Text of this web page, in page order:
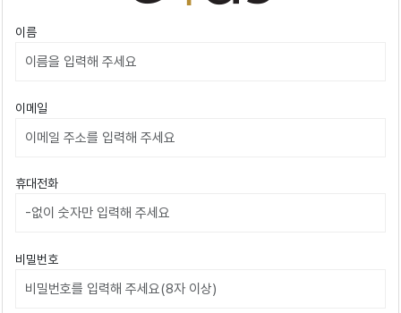
이름
이메일
휴대전화
비밀번호